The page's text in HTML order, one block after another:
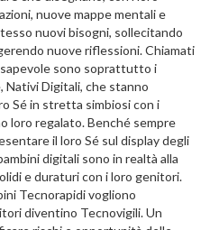
nuove mappe mentali e
nuovi bisogni, sollecitando
nuove riflessioni. Chiamati
sono soprattutto i
Nativi Digitali, che stanno
Sé in stretta simbiosi con i
loro regalato. Benché sempre
il loro Sé sul display degli
digitali sono in realtà alla
e duraturi con i loro genitori.
Tecnorapidi vogliono
diventino Tecnovigili. Un